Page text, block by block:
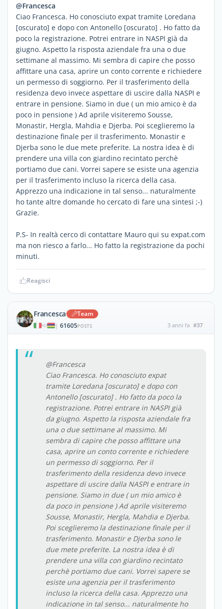
@Francesca
Ciao Francesca. Ho conosciuto expat tramite Loredana
[oscurato] e dopo con Antonello [oscurato] . Ho fatto da
poco la registrazione. Potrei entrare in NASPI già da
giugno. Aspetto la risposta aziendale fra una o due
settimane al massimo. Mi sembra di capire che posso
affittare una casa, aprire un conto corrente e richiedere
un permesso di soggiorno. Per il trasferimento della
residenza devo invece aspettare di uscire dalla NASPI e
entrare in pensione. Siamo in due ( un mio amico è da
poco in pensione ) Ad aprile visiteremo Sousse,
Monastir, Hergla, Mahdia e Djerba. Poi sceglieremo la
destinazione finale per il trasferimento. Monastir e
Djerba sono le due mete preferite. La nostra idea è di
prendere una villa con giardino recintato perchè
portiamo due cani. Vorrei sapere se esiste una agenzia
per il trasferimento incluso la ricerca della casa.
Apprezzo una indicazione in tal senso... naturalmente
ho tante altre domande ho cercato di fare una sintesi ;-)
Grazie.
P.S- In realtà cerco di contattare Mauro qui su expat.com
ma non riesco a farlo... Ho fatto la registrazione da pochi
minuti.
Reagisci
Francesca Team
| 61605POSTS 3 anni fa #37
@Francesca
Ciao Francesca. Ho conosciuto expat
tramite Loredana [oscurato] e dopo con
Antonello [oscurato] . Ho fatto da poco la
registrazione. Potrei entrare in NASPI già
da giugno. Aspetto la risposta aziendale fra
una o due settimane al massimo. Mi
sembra di capire che posso affittare una
casa, aprire un conto corrente e richiedere
un permesso di soggiorno. Per il
trasferimento della residenza devo invece
aspettare di uscire dalla NASPI e entrare in
pensione. Siamo in due ( un mio amico è
da poco in pensione ) Ad aprile visiteremo
Sousse, Monastir, Hergla, Mahdia e Djerba.
Poi sceglieremo la destinazione finale per il
trasferimento. Monastir e Djerba sono le
due mete preferite. La nostra idea è di
prendere una villa con giardino recintato
perchè portiamo due cani. Vorrei sapere se
esiste una agenzia per il trasferimento
incluso la ricerca della casa. Apprezzo una
indicazione in tal senso... naturalmente ho